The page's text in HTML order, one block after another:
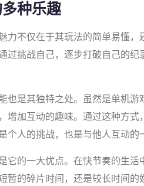
种乐趣
力不仅在于其玩法的简单易懂
过挑战自己，逐步打破自己的
也是其独特之处。虽然是单机
增加互动的趣味。通过这种方
个人的挑战，也是与他人互动的
它的一大优点。在快节奏的生
暂的碎片时间，还是较长时间